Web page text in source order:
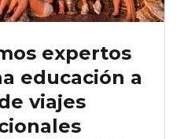
expertos
educación a
viajes